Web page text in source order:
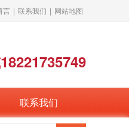
言 | 联系我们 | 网站地图
联系我们